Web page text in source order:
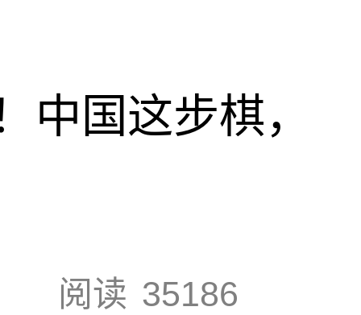
中国这步棋，
阅读 35186